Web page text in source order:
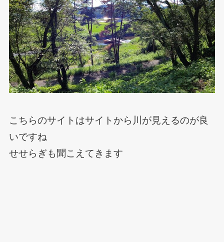
こちらのサイトはサイトから川が見えるのが良
いですね
せせらぎも聞こえてきます